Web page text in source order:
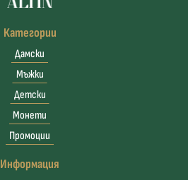
Категории
Дамски
Мъжки
Детски
Монети
Промоции
Информация